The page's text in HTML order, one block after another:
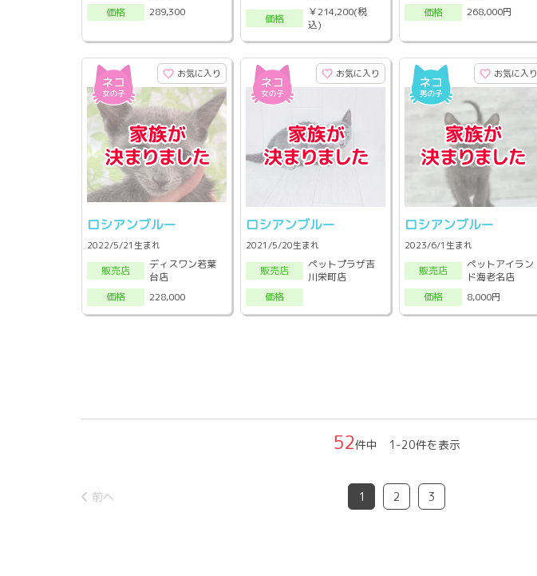
価格
289,300
価格
￥214,200(税
込)
価格
268,000円
お気に入り
ロシアンブルー
2022/5/21生まれ
販売店
ディスワン若葉
台店
価格
228,000
お気に入り
ロシアンブルー
2021/5/20生まれ
販売店
ペットプラザ吉
川栄町店
価格
お気に入り
ロシアンブルー
2023/6/1生まれ
販売店
ペットアイラン
ド海老名店
価格
8,000円
52件中 1-20件を表示
前へ 1 2 3